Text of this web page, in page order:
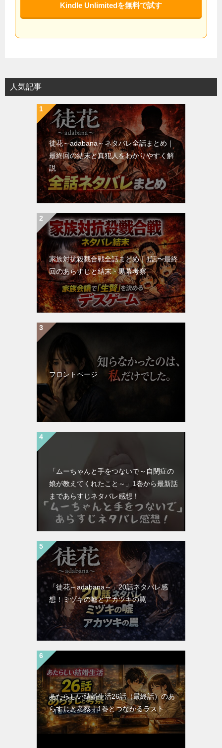
Kindle Unlimitedを無料で試す
人気記事
徒花～adabana～ネタバレ全話まとめ｜
最終回の結末と真犯人をわかりやすく解
説
家族対抗殺戮合戦全話まとめ｜1話〜最終
回のあらすじと結末・黒幕考察
フロントページ
「ムーちゃんと手をつないで～自閉症の
娘が教えてくれたこと～」1巻から最新話
まであらすじネタバレ感想！
「徒花～adabana～」20話ネタバレ感
想！ミヅキの嘘とアカツキの罠
あたらしい結婚生活26話（最終話）のあ
らすじと考察｜1巻とつながるラスト